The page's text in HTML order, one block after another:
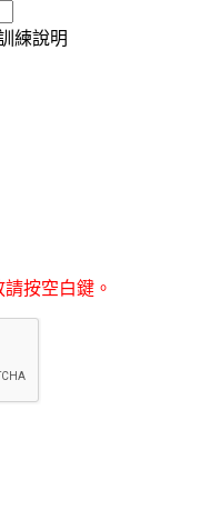
練說明
按空白鍵。